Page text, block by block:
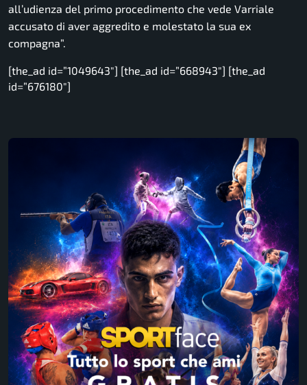
all’udienza del primo procedimento che vede Varriale
accusato di aver aggredito e molestato la sua ex
compagna”.
[the_ad id=”1049643″] [the_ad id=”668943″] [the_ad
id=”676180″]